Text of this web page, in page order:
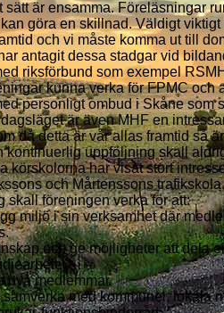
sätt är ensamma. Föreläsningar
göra en skillnad. Väldigt
och vi måste komma ut till
antagit dessa stadgar vid
riksförbund som exempel
kunna verka för FPMC och
personligt ombud i Skåne som
är även MHF en
då detta är vår allas framtid så
kontinuerlig uppföljning skall
körskolorna har visat stort
och Mårtenssons
skall föreningen verka för att:
miljö i sin verksamhet där
och ge möjligheter att dela
nya medlemmar.
med kommuner, lokala